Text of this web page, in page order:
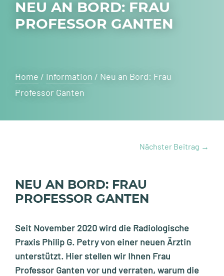
NEU AN BORD: FRAU
PROFESSOR GANTEN
Home / Information / Neu an Bord: Frau
Professor Ganten
Nächster Beitrag →
NEU AN BORD: FRAU
PROFESSOR GANTEN
Seit November 2020 wird die Radiologische
Praxis Philip G. Petry von einer neuen Ärztin
unterstützt. Hier stellen wir Ihnen Frau
Professor Ganten vor und verraten, warum die